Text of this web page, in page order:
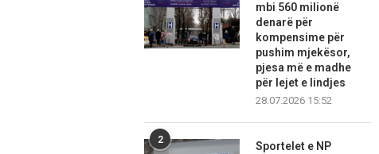
mbi 560 milionë
denarë për
kompensime për
pushim mjekësor,
pjesa më e madhe
për lejet e lindjes
28.07.2026 15:52
2
Sportelet e NP